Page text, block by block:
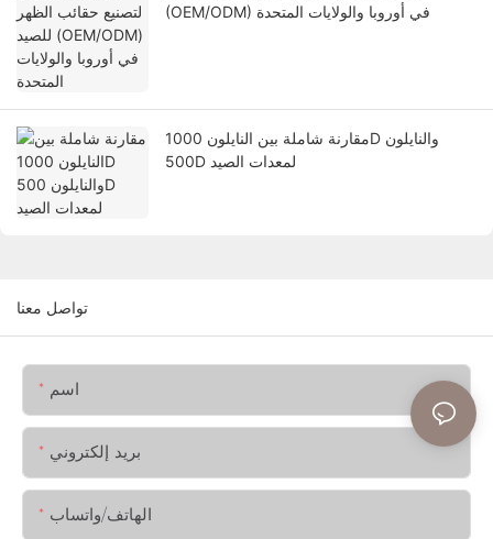
(OEM/ODM) في أوروبا والولايات المتحدة
مقارنة شاملة بين النايلون 1000D والنايلون
500D لمعدات الصيد
تواصل معنا
اسم
بريد إلكتروني
الهاتف/واتساب